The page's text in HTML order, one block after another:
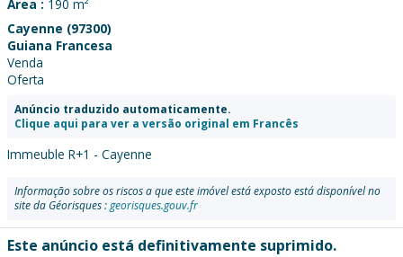
Área : 190 m²
Cayenne (97300)
Guiana Francesa
Venda
Oferta
Anúncio traduzido automaticamente.
Clique aqui para ver a versão original em Francês
Immeuble R+1 - Cayenne
Informação sobre os riscos a que este imóvel está exposto está disponível no
site da Géorisques :georisques.gouv.fr
Este anúncio está definitivamente suprimido.